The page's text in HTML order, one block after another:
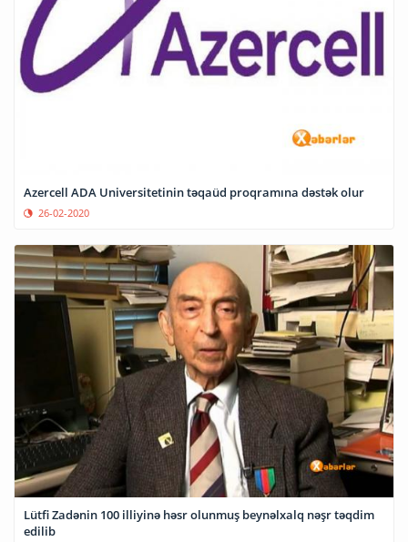
Azercell ADA Universitetinin təqaüd proqramına dəstək olur
26-02-2020
Lütfi Zadənin 100 illiyinə həsr olunmuş beynəlxalq nəşr təqdim
edilib